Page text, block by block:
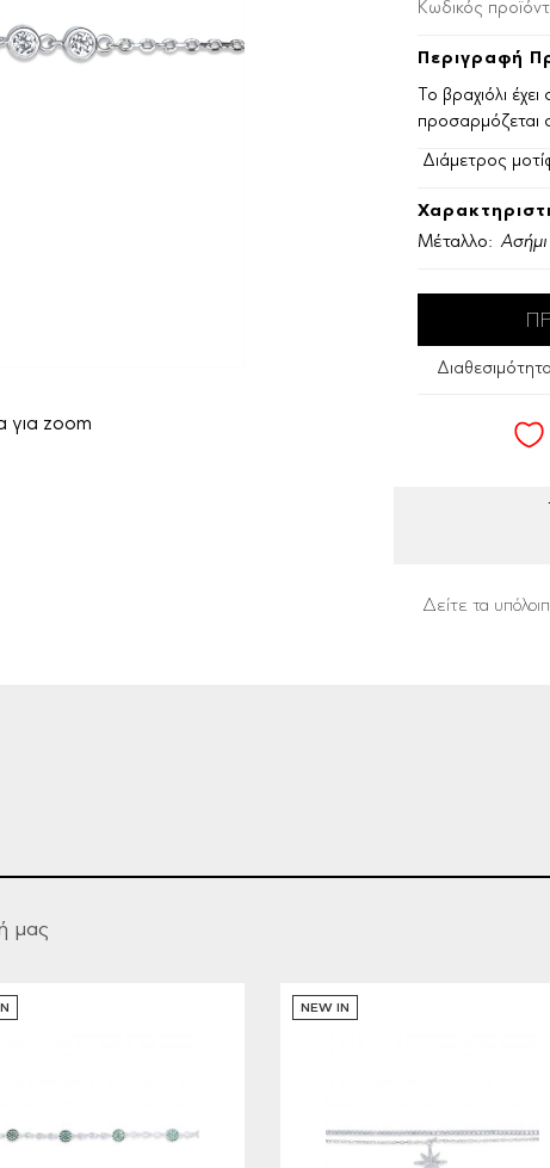
για zoom
Κωδικός
Περιγραφή
Το βραχιόλι
προσαρμόζεται
Διάμετρος
Μέταλλο: Ασήμι
Δείτε τα
μας
NEW IN